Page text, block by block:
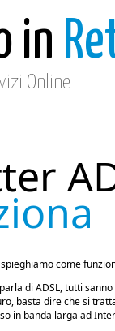
in
Online
come
di ADSL, tutti
basta dire che si
in banda larga ad